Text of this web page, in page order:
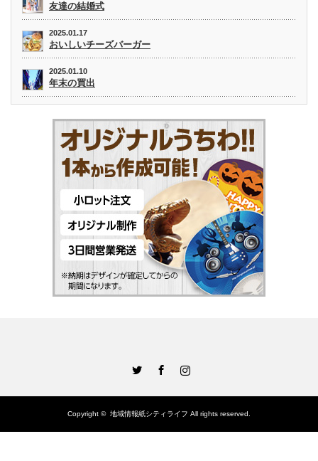
友達の結婚式
2025.01.17
おいしいチーズバーガー
2025.01.10
年末の買出
Copyright © 地域情報紙シティライフ All rights reserved.